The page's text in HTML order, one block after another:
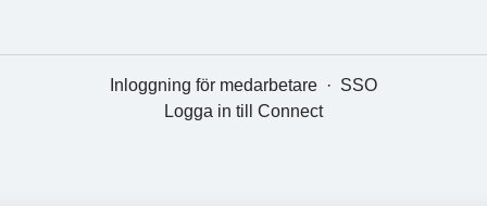
Inloggning för medarbetare · SSO
Logga in till Connect